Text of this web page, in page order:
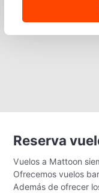
Reserva
Vuelos a Mattoon
Ofrecemos vuelos
Además de ofrecer